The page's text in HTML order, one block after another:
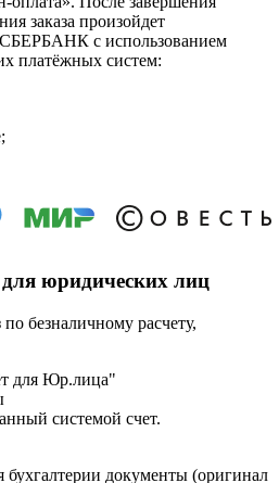
заказа произойдет
с использованием
платёжных систем:
юридических лиц
безналичному расчету,
для Юр.лица"
системой счет.
бухгалтерии документы (оригинал